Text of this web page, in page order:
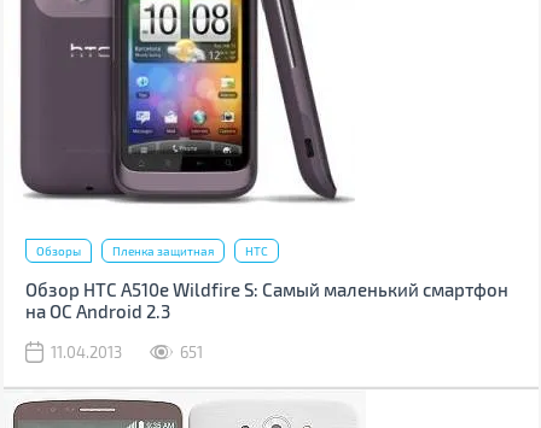
Обзоры Пленка защитная HTC
Обзор HTC A510e Wildfire S: Самый маленький смартфон
на ОС Android 2.3
11.04.2013 651